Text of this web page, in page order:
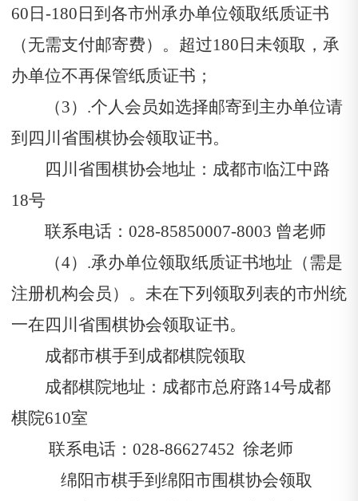
60日-180日到各市州承办单位领取纸质证书
（无需支付邮寄费）。超过180日未领取，承
办单位不再保管纸质证书；
（3）.个人会员如选择邮寄到主办单位请
到四川省围棋协会领取证书。
四川省围棋协会地址：成都市临江中路
18号
联系电话：028-85850007-8003 曾老师
（4）.承办单位领取纸质证书地址（需是
注册机构会员）。未在下列领取列表的市州统
一在四川省围棋协会领取证书。
成都市棋手到成都棋院领取
成都棋院地址：成都市总府路14号成都
棋院610室
联系电话：028-86627452 徐老师
绵阳市棋手到绵阳市围棋协会领取